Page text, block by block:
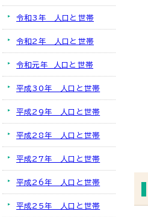
令和3年 人口と世帯
令和2年 人口と世帯
令和元年 人口と世帯
平成30年 人口と世帯
平成29年 人口と世帯
平成28年 人口と世帯
平成27年 人口と世帯
平成26年 人口と世帯
平成25年 人口と世帯